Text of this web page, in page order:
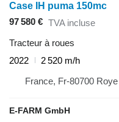
Case IH puma 150mc
97 580 € TVA incluse
Tracteur à roues
2022
2 520 m/h
France, Fr-80700 Roye
E-FARM GmbH